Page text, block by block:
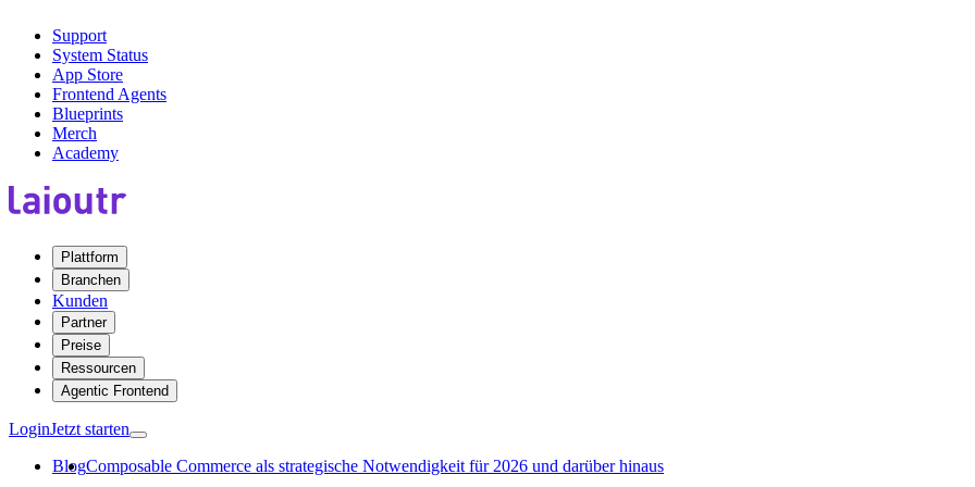
Support
System Status
App Store
Frontend Agents
Blueprints
Merch
Academy
Plattform
Branchen
Kunden
Partner
Preise
Ressourcen
Agentic Frontend
LoginJetzt starten
BlogComposable Commerce als strategische Notwendigkeit für 2026 und darüber hinaus